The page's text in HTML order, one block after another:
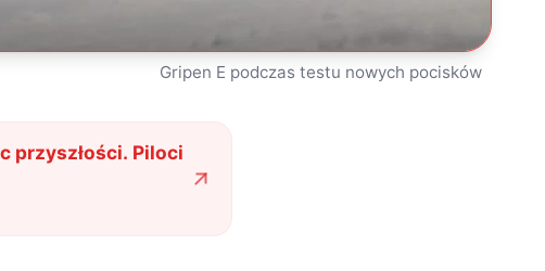
Gripen E podczas testu nowych pocisków
przyszłości. Piloci